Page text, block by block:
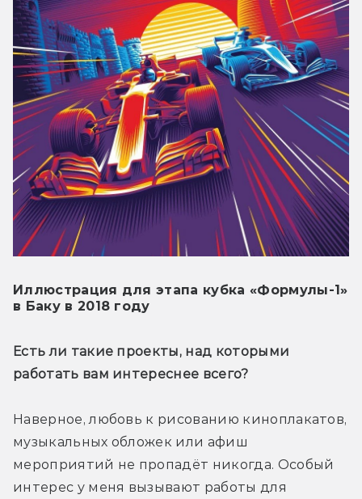
Иллюстрация для этапа кубка «Формулы-1»
в Баку в 2018 году
Есть ли такие проекты, над которыми
работать вам интереснее всего?
Наверное, любовь к рисованию киноплакатов,
музыкальных обложек или афиш
мероприятий не пропадёт никогда. Особый
интерес у меня вызывают работы для